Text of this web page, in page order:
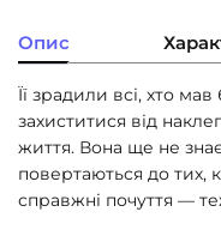
Опис
Її зрадили всі, хто
захиститися від
життя. Вона ще не
повертаються до тих,
справжні почуття —